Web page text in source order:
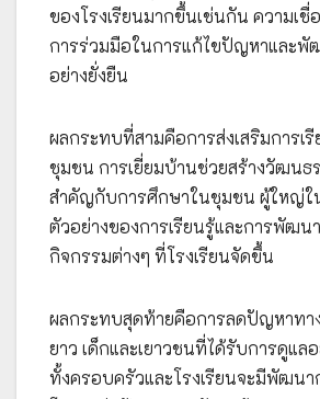
ของโรงเรียนมากขึ้นเช่นกัน ความเชื่
การร่วมมือในการแก้ไขปัญหาและพั
อย่างยั่งยืน
ผลกระทบที่สามคือการส่งเสริมการเ
ชุมชน การเยี่ยมบ้านช่วยสร้างวัฒนธ
สำคัญกับการศึกษาในชุมชน ผู้ใหญ่ใ
ตัวอย่างของการเรียนรู้และการพัฒน
กิจกรรมต่างๆ ที่โรงเรียนจัดขึ้น
ผลกระทบสุดท้ายคือการลดปัญหาทา
ยาว เด็กและเยาวชนที่ได้รับการดูแล
ทั้งครอบครัวและโรงเรียนจะมีพัฒนา